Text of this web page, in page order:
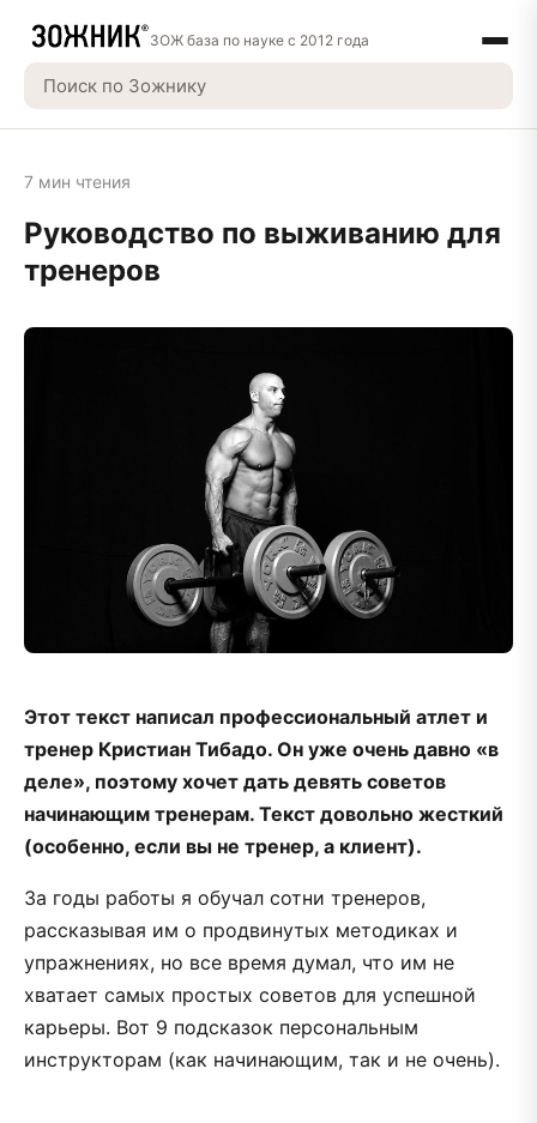
ЗОЖ база по науке с 2012 года
7 мин чтения
Руководство по выживанию для
тренеров
Этот текст написал профессиональный атлет и
тренер Кристиан Тибадо. Он уже очень давно «в
деле», поэтому хочет дать девять советов
начинающим тренерам. Текст довольно жесткий
(особенно, если вы не тренер, а клиент).
За годы работы я обучал сотни тренеров,
рассказывая им о продвинутых методиках и
упражнениях, но все время думал, что им не
хватает самых простых советов для успешной
карьеры. Вот 9 подсказок персональным
инструкторам (как начинающим, так и не очень).